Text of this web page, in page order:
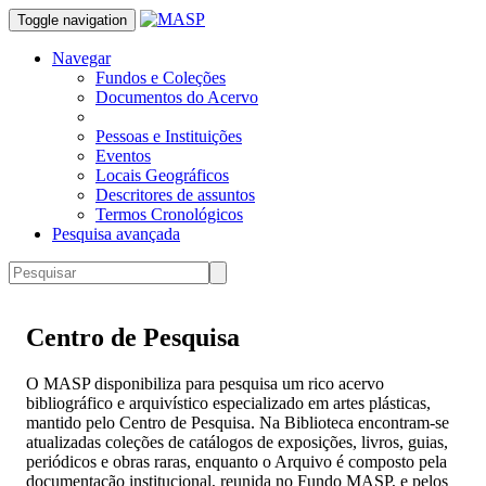
Toggle navigation
Navegar
Fundos e Coleções
Documentos do Acervo
Pessoas e Instituições
Eventos
Locais Geográficos
Descritores de assuntos
Termos Cronológicos
Pesquisa avançada
Centro de Pesquisa
O MASP disponibiliza para pesquisa um rico acervo
bibliográfico e arquivístico especializado em artes plásticas,
mantido pelo Centro de Pesquisa. Na Biblioteca encontram-se
atualizadas coleções de catálogos de exposições, livros, guias,
periódicos e obras raras, enquanto o Arquivo é composto pela
documentação institucional, reunida no Fundo MASP, e pelos